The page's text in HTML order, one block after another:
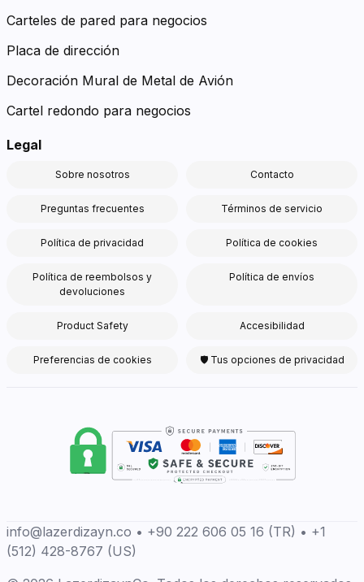
Carteles de pared para negocios
Placa de dirección
Decoración Mural de Metal de Avión
Cartel redondo para negocios
Legal
Sobre nosotros Contacto
Preguntas frecuentes Términos de servicio
Política de privacidad Política de cookies
Política de reembolsos y
devoluciones
Política de envíos
Product Safety Accesibilidad
Preferencias de cookies 🛡 Tus opciones de privacidad
info@lazerdizayn.co • +90 222 606 05 16 (TR) • +1
(512) 428-8767 (US)